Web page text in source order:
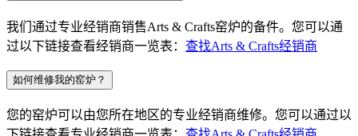
我们通过专业经销商销售Arts & Crafts窑炉的备件。您可以通
过以下链接查看经销商一览表： 查找Arts & Crafts经销商
如何维修我的窑炉？
您的窑炉可以由您所在地区的专业经销商维修。您可以通过以